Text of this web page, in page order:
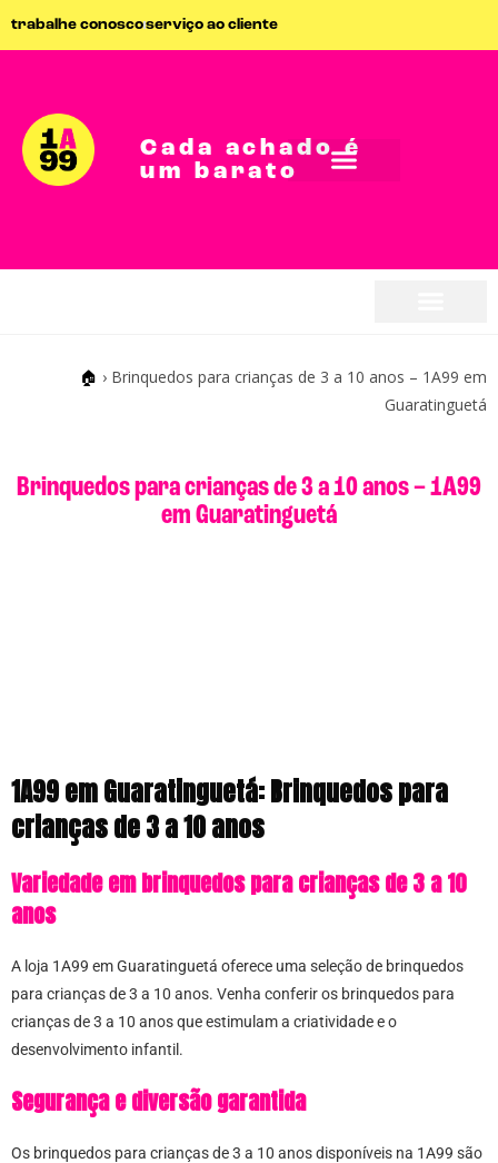
trabalhe conoscoserviço ao cliente
Cada achado é
um barato
🏠 › Brinquedos para crianças de 3 a 10 anos – 1A99 em
Guaratinguetá
Brinquedos para crianças de 3 a 10 anos – 1A99
em Guaratinguetá
1A99 em Guaratinguetá: Brinquedos para
crianças de 3 a 10 anos
Variedade em brinquedos para crianças de 3 a 10
anos
A loja 1A99 em Guaratinguetá oferece uma seleção de brinquedos
para crianças de 3 a 10 anos. Venha conferir os brinquedos para
crianças de 3 a 10 anos que estimulam a criatividade e o
desenvolvimento infantil.
Segurança e diversão garantida
Os brinquedos para crianças de 3 a 10 anos disponíveis na 1A99 são